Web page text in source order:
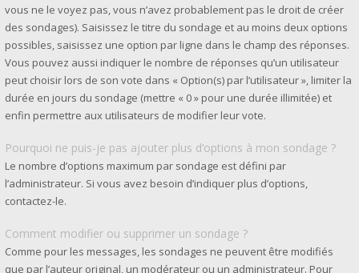
vous ne le voyez pas, vous n’avez probablement pas le droit de créer
des sondages). Saisissez le titre du sondage et au moins deux options
possibles, saisissez une option par ligne dans le champ des réponses.
Vous pouvez aussi indiquer le nombre de réponses qu’un utilisateur
peut choisir lors de son vote dans « Option(s) par l’utilisateur », limiter la
durée en jours du sondage (mettre « 0 » pour une durée illimitée) et
enfin permettre aux utilisateurs de modifier leur vote.
Pourquoi ne puis-je pas ajouter plus d’options à mon sondage ?
Le nombre d’options maximum par sondage est défini par
l’administrateur. Si vous avez besoin d’indiquer plus d’options,
contactez-le.
Comment modifier ou supprimer un sondage ?
Comme pour les messages, les sondages ne peuvent être modifiés
que par l’auteur original, un modérateur ou un administrateur. Pour